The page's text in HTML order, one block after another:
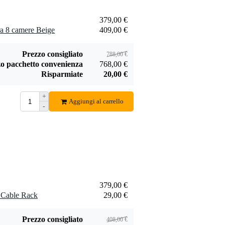
Devine M-Mic
a condensatore
nero
29,00 €
Aggiungi
379,00 €
8 camere Beige
409,00 €
Prezzo consigliato 788,00 €
pacchetto convenienza
768,00 €
Risparmiate
20,00 €
+
-
Aggiungi al carrello
379,00 €
Rack
29,00 €
Prezzo consigliato 408,00 €